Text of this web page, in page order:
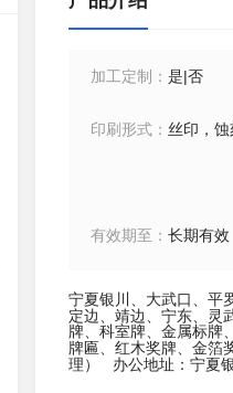
加工定制 ： 是|否
印刷形式 ： 丝印，蚀
有效期至 ： 长期有效
宁夏银川、大武口、平
定边、靖边、宁东、灵
牌、科室牌、金属标牌
牌匾、红木奖牌、金箔
理）
办公地址：宁夏